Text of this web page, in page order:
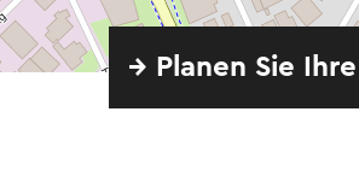
→ Planen Sie